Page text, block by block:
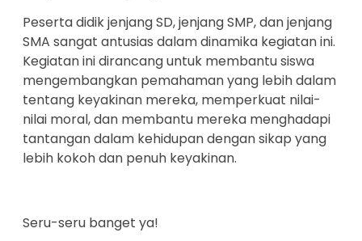
Peserta didik jenjang SD, jenjang SMP, dan jenjang
SMA sangat antusias dalam dinamika kegiatan ini.
Kegiatan ini dirancang untuk membantu siswa
mengembangkan pemahaman yang lebih dalam
tentang keyakinan mereka, memperkuat nilai-
nilai moral, dan membantu mereka menghadapi
tantangan dalam kehidupan dengan sikap yang
lebih kokoh dan penuh keyakinan.
Seru-seru banget ya!